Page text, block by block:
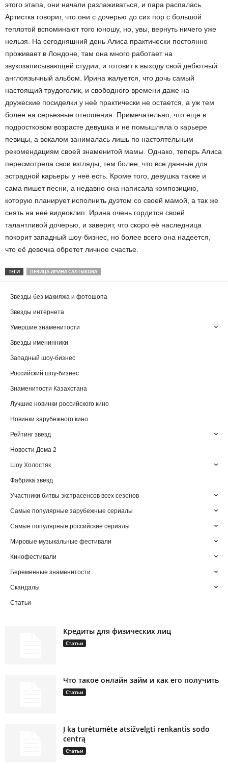
этого этапа, они начали разлаживаться, и пара распалась.
Артистка говорит, что они с дочерью до сих пор с большой
теплотой вспоминают того юношу, но, увы, вернуть ничего уже
нельзя. На сегодняшний день Алиса практически постоянно
проживает в Лондоне, там она много работает на
звукозаписывающей студии, и готовит к выходу свой дебютный
англоязычный альбом. Ирина жалуется, что дочь самый
настоящий трудоголик, и свободного времени даже на
дружеские посиделки у неё практически не остается, а уж тем
более на серьезные отношения. Примечательно, что еще в
подростковом возрасте девушка и не помышляла о карьере
певицы, а вокалом занималась лишь по настоятельным
рекомендациям своей знаменитой мамы. Однако, теперь Алиса
пересмотрела свои взгляды, тем более, что все данные для
эстрадной карьеры у неё есть. Кроме того, девушка также и
сама пишет песни, а недавно она написала композицию,
которую планирует исполнить дуэтом со своей мамой, а так же
снять на неё видеоклип. Ирина очень гордится своей
талантливой дочерью, и заверят, что скоро её наследница
покорит западный шоу-бизнес, но более всего она надеется,
что её девочка обретет личное счастье.
ТЕГИ ПЕВИЦА ИРИНА САЛТЫКОВА
Звезды без макияжа и фотошопа
Звезды интернета
Умершие знаменитости
Звезды именинники
Западный шоу-бизнес
Российский шоу-бизнес
Знаменитости Казахстана
Лучшие новинки российского кино
Новинки зарубежного кино
Рейтинг звезд
Новости Дома 2
Шоу Холостяк
Фабрика звезд
Участники битвы экстрасенсов всех сезонов
Самые популярные зарубежные сериалы
Самые популярные российские сериалы
Мировые музыкальные фестивали
Кинофестивали
Беременные знаменитости
Скандалы
Статьи
Кредиты для физических лиц
Статьи
Что такое онлайн займ и как его получить
Статьи
Į ką turėtumėte atsižvelgti renkantis sodo
centrą
Статьи